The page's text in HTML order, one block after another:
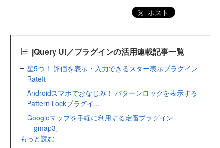
ポスト
jQuery UI／プラグインの活用連載記事一覧
星5つ！ 評価を表示・入力できるスター表示プラグイン
RateIt
Androidスマホでおなじみ！ パターンロックを表示する
Pattern Lockプラグイ...
Googleマップを手軽に利用する定番プラグイン
「gmap3」
もっと読む